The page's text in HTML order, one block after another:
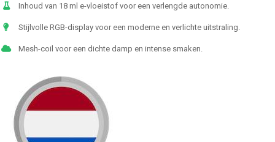
Inhoud van 18 ml e-vloeistof voor een verlengde autonomie.
Stijlvolle RGB-display voor een moderne en verlichte uitstraling.
Mesh-coil voor een dichte damp en intense smaken.